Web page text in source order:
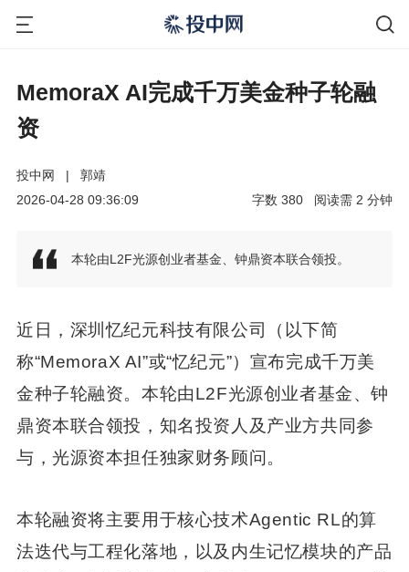
MemoraX AI完成千万美金种子轮融
资
投中网 |
郭靖
2026-04-28 09:36:09
分钟
2
阅读需
380
字数
本轮由L2F光源创业者基金、钟鼎资本联合领投。
近日，深圳忆纪元科技有限公司（以下简
称“MemoraX AI”或“忆纪元”）宣布完成千万美
金种子轮融资。本轮由L2F光源创业者基金、钟
鼎资本联合领投，知名投资人及产业方共同参
与，光源资本担任独家财务顾问。
本轮融资将主要用于核心技术Agentic RL的算
法迭代与工程化落地，以及内生记忆模块的产品